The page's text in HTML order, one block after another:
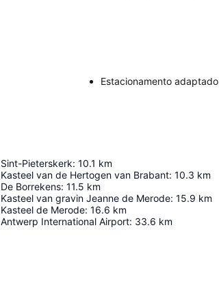
Estacionamento adaptado
Sint-Pieterskerk: 10.1 km
Kasteel van de Hertogen van Brabant: 10.3 km
De Borrekens: 11.5 km
Kasteel van gravin Jeanne de Merode: 15.9 km
Kasteel de Merode: 16.6 km
Antwerp International Airport: 33.6 km